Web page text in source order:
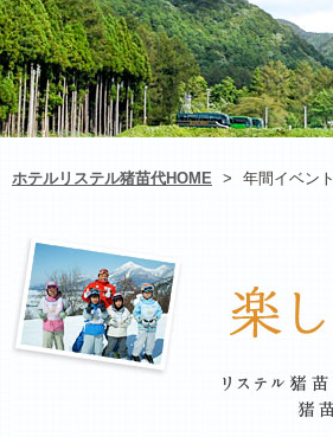
ホテルリステル猪苗代HOME > 年間イベント